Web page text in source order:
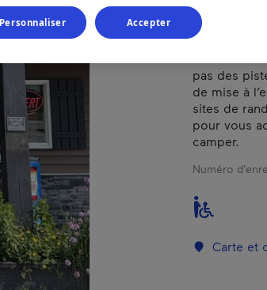
Camping à
boisés, où il
Venez
pas des
de mise à
sites de
pour vous
camper.
Numéro
Carte et
Personnaliser Accepter